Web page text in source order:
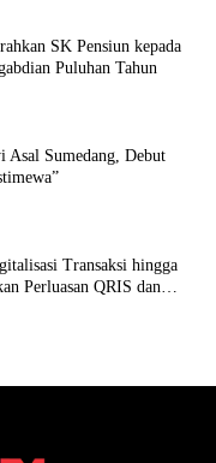
SK Pensiun kepada
Puluhan Tahun
Asal Sumedang, Debut
Transaksi hingga
Perluasan QRIS dan